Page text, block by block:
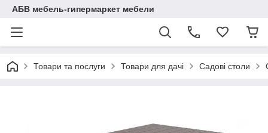
АБВ мебель-гипермаркет мебели
Товари та послуги Товари для дачі Садові столи